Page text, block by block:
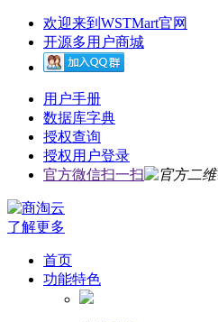
欢迎来到WSTMart官网
开源多用户商城
用户手册
数据库字典
授权查询
授权用户登录
官方微信扫一扫
了解更多
首页
功能特色